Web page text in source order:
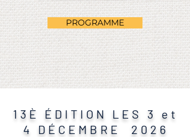
PROGRAMME
13È ÉDITION LES 3 et
4 DÉCEMBRE 2026